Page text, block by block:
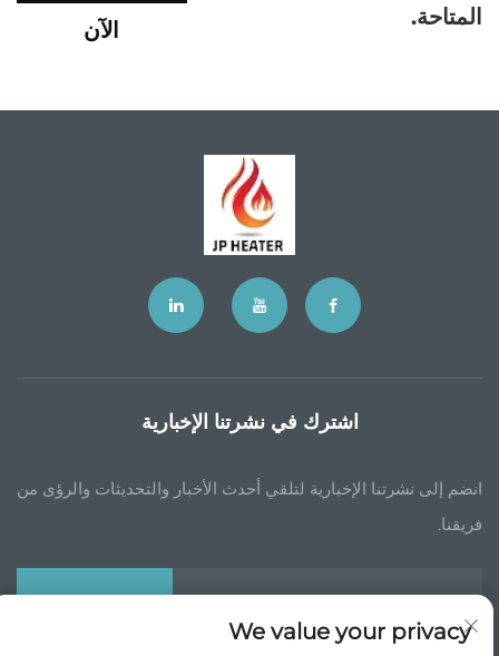
المتاحة.
الآن
اشترك في نشرتنا الإخبارية
انضم إلى نشرتنا الإخبارية لتلقي أحدث الأخبار والتحديثات والرؤى من
فريقنا.
We value your privacy